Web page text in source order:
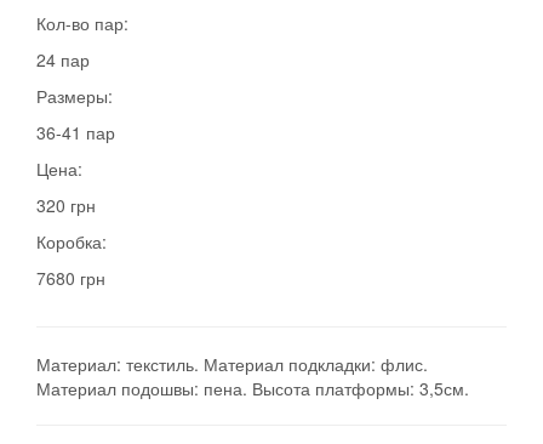
Кол-во пар:
24 пар
Размеры:
36-41 пар
Цена:
320 грн
Коробка:
7680 грн
Материал: текстиль. Материал подкладки: флис.
Материал подошвы: пена. Высота платформы: 3,5см.